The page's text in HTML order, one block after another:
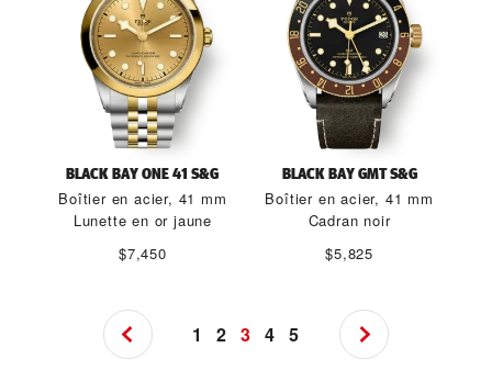
BLACK BAY ONE 41 S&G
Boîtier en acier, 41 mm
Lunette en or jaune
$7,450
BLACK BAY GMT S&G
Boîtier en acier, 41 mm
Cadran noir
$5,825
1 2 3 4 5